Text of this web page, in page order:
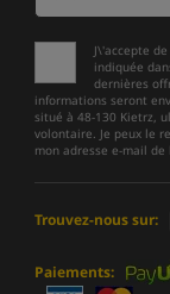
J\'accepte
indiquée
dernières
informations seront
situé à 48-130 Kietrz,
volontaire. Je peux le
mon adresse e-mail
Trouvez-nous sur:
Paiements: